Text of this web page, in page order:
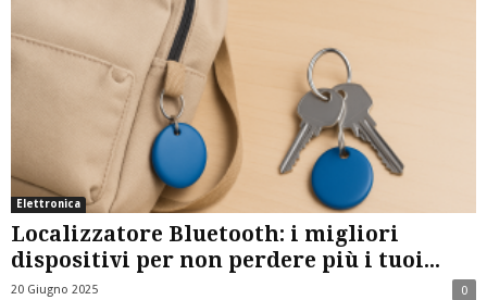
Elettronica
Localizzatore Bluetooth: i migliori
dispositivi per non perdere più i tuoi...
20 Giugno 2025 0